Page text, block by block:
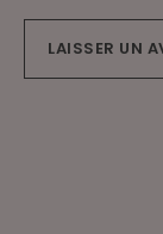
LAISSER UN